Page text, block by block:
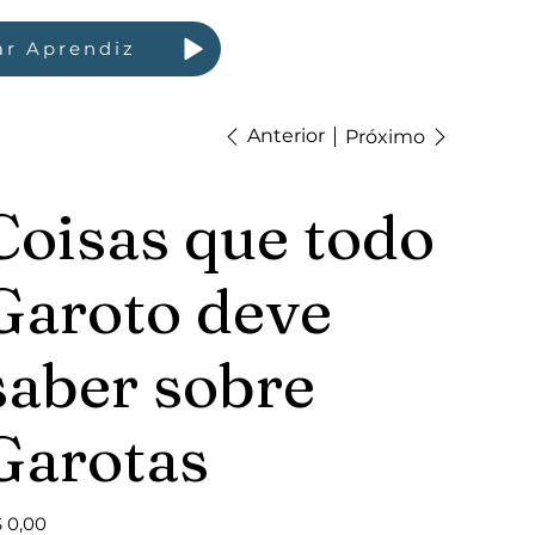
Aprendiz
Anterior Próximo
que todo
deve
sobre
0,00